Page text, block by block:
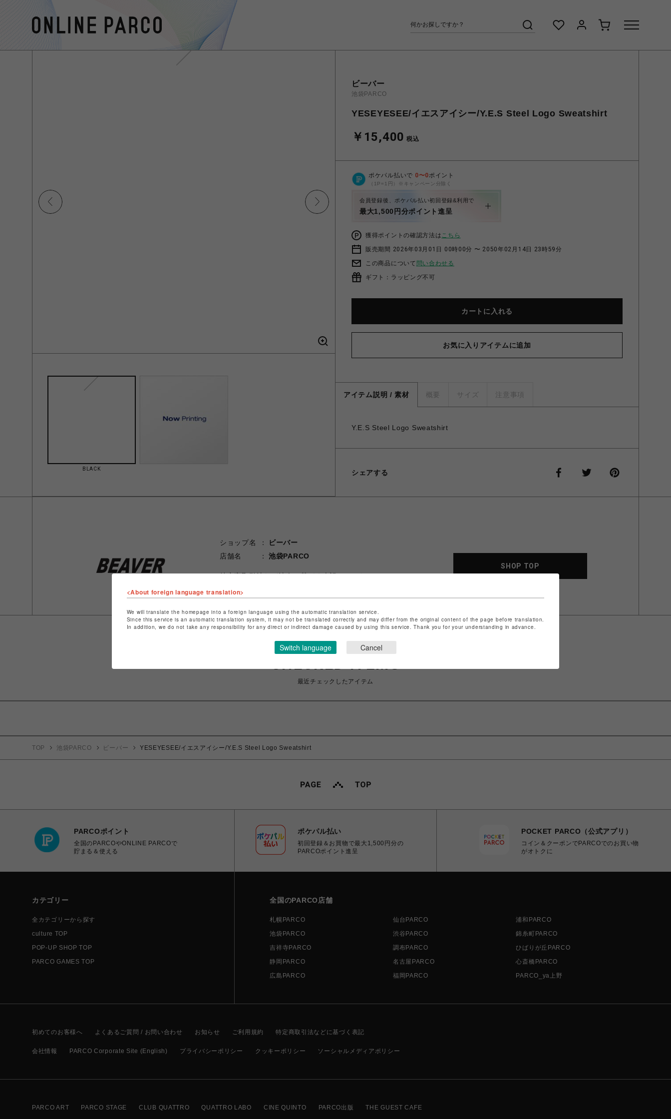
BLACK
ビーバー
池袋PARCO
YESEYESEE/イエスアイシー/Y.E.S Steel Logo Sweatshirt
￥15,400 税込
ポケパル払いで 0〜0ポイント
（1P=1円）※キャンペーン分除く
会員登録後、ポケパル払い初回登録&利用で
最大1,500円分ポイント進呈
獲得ポイントの確認方法はこちら
販売期間 2026年03月01日 00時00分 〜 2050年02月14日 23時59分
この商品について 問い合わせる
ギフト：ラッピング不可
カートに入れる
お気に入りアイテムに追加
アイテム説明 / 素材 概要 サイズ 注意事項
Y.E.S Steel Logo Sweatshirt
シェアする
ショップ名
ビーバー
店舗名
池袋PARCO
特定商取引法など法令に基づく表記はこちら
ショップお問い合わせは
SHOP TOP
CHECKED ITEMS
最近チェックしたアイテム
TOP 池袋PARCO ビーバー YESEYESEE/イエスアイシー/Y.E.S Steel Logo Sweatshirt
PARCOポイント
全国のPARCOやONLINE PARCOで
貯まる＆使える
ポケパル払い
初回登録＆お買物で最大1,500円分の
PARCOポイント進呈
POCKET PARCO（公式アプリ）
コイン＆クーポンでPARCOでのお買い物
がオトクに
カテゴリー
全カテゴリーから探す
culture TOP
POP-UP SHOP TOP
PARCO GAMES TOP
全国のPARCO店舗
札幌PARCO 仙台PARCO
浦和PARCO
池袋PARCO
渋谷PARCO
錦糸町PARCO
吉祥寺PARCO
調布PARCO
ひばりが丘PARCO
静岡PARCO
名古屋PARCO
心斎橋PARCO
広島PARCO
福岡PARCO PARCO_ya上野
初めてのお客様へ よくあるご質問 / お問い合わせ お知らせ ご利用規約 特定商取引法などに基づく表記
会社情報 PARCO Corporate Site (English) プライバシーポリシー クッキーポリシー ソーシャルメディアポリシー
PARCO ART PARCO STAGE CLUB QUATTRO QUATTRO LABO CINE QUINTO PARCO出版 THE GUEST CAFE
<About foreign language translation>
We will translate the homepage into a foreign language using the automatic translation service.
Since this service is an automatic translation system, it may not be translated correctly and may differ from the original content of the page before translation.
In addition, we do not take any responsibility for any direct or indirect damage caused by using this service. Thank you for your understanding in advance.
Switch language Cancel